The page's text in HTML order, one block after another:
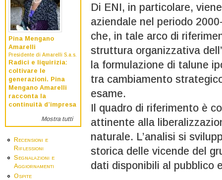
Pina Mengano
Amarelli
Presidente di Amarelli S.a.s.
Radici e liquirizia:
coltivare le
generazioni. Pina
Mengano Amarelli
racconta la
continuità d’impresa
Mostra tutti
Recensioni e
Riflessioni
Segnalazioni e
Aggiornamenti
Ospite
Di ENI, in particolare,
aziendale nel periodo
che, in tale arco di
struttura organizzativa
la formulazione di talune
tra cambiamento
esame.
Il quadro di riferimento è
attinente alla
naturale. L’analisi si
storica delle vicende del
dati disponibili al pubblico